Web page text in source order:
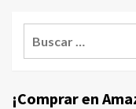
¡Comprar en